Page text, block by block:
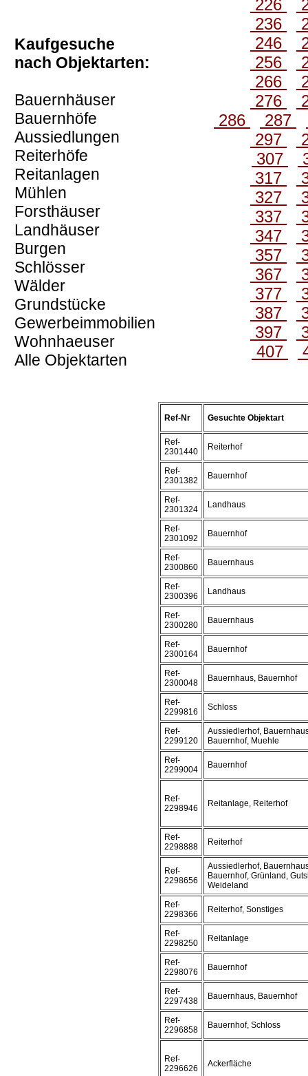
Kaufgesuche
nach Objektarten:
Bauernhäuser
Bauernhöfe
Aussiedlungen
Reiterhöfe
Reitanlagen
Mühlen
Forsthäuser
Landhäuser
Burgen
Schlösser
Wälder
Grundstücke
Gewerbeimmobilien
Wohnhaeuser
Alle Objektarten
226
236
246
256
266
276
286
287
297
307
317
327
337
347
357
367
377
387
397
407
Ref-Nr Gesuchte Objektart
Ref-
2301440
Reiterhof
Ref-
2301382
Bauernhof
Ref-
2301324
Landhaus
Ref-
2301092
Bauernhof
Ref-
2300860
Bauernhaus
Ref-
2300396
Landhaus
Ref-
2300280
Bauernhaus
Ref-
2300164
Bauernhof
Ref-
2300048
Bauernhaus, Bauernhof
Ref-
2299816
Schloss
Ref-
2299120
Aussiedlerhof,
Bauernhof, Muehle
Ref-
2299004
Bauernhof
Ref-
2298946
Reitanlage, Reiterhof
Ref-
2298888
Reiterhof
Ref-
2298656
Aussiedlerhof,
Bauernhof, Grünland,
Weideland
Ref-
2298366
Reiterhof, Sonstiges
Ref-
2298250
Reitanlage
Ref-
2298076
Bauernhof
Ref-
2297438
Bauernhaus, Bauernhof
Ref-
2296858
Bauernhof, Schloss
Ref-
2296626
Ackerfläche